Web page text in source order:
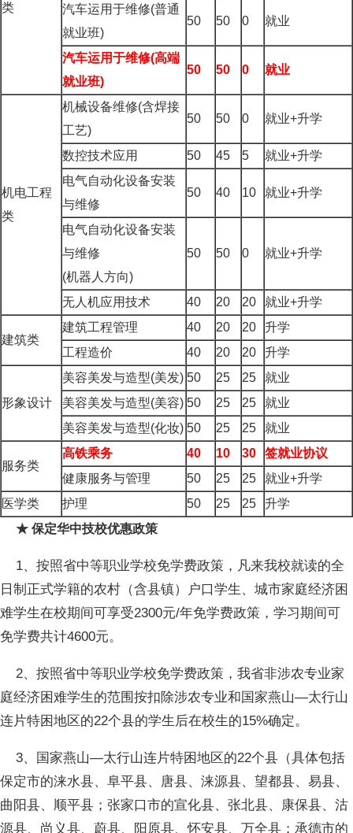
类
汽车运用于维修(普通
就业班)
50 50 0 就业
汽车运用于维修(高端
就业班)
50 50 0 就业
机电工程
类
机械设备维修(含焊接
工艺)
50 50 0 就业+升学
数控技术应用 50 45 5
就业+升学
电气自动化设备安装
与维修
50 40 10 就业+升学
电气自动化设备安装
与维修
(机器人方向)
50 50 0 就业+升学
无人机应用技术 40 20 20 就业+升学
建筑类
建筑工程管理 40 20 20
升学
工程造价
40 20 20 升学
形象设计
美容美发与造型(美发) 50 25 25
就业
美容美发与造型(美容) 50 25 25
就业
美容美发与造型(化妆) 50 25 25 就业
服务类
高铁乘务 40 10 30
签就业协议
健康服务与管理
50 25 25
就业+升学
医学类
护理 50 25 25
升学
★ 保定华中技校优惠政策
1、按照省中等职业学校免学费政策，凡来我校就读的全
日制正式学籍的农村（含县镇）户口学生、城市家庭经济困
难学生在校期间可享受2300元/年免学费政策，学习期间可
免学费共计4600元。
2、按照省中等职业学校免学费政策，我省非涉农专业家
庭经济困难学生的范围按扣除涉农专业和国家燕山—太行山
连片特困地区的22个县的学生后在校生的15%确定。
3、国家燕山—太行山连片特困地区的22个县（具体包括
保定市的涞水县、阜平县、唐县、涞源县、望都县、易县、
曲阳县、顺平县；张家口市的宣化县、张北县、康保县、沽
源县、尚义县、蔚县、阳原县、怀安县、万全县；承德市的